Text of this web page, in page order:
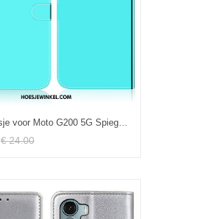
Folio-hoesje voor Moto G200 5G Spiegelhoes Van Imitatieleer
€ 24.00